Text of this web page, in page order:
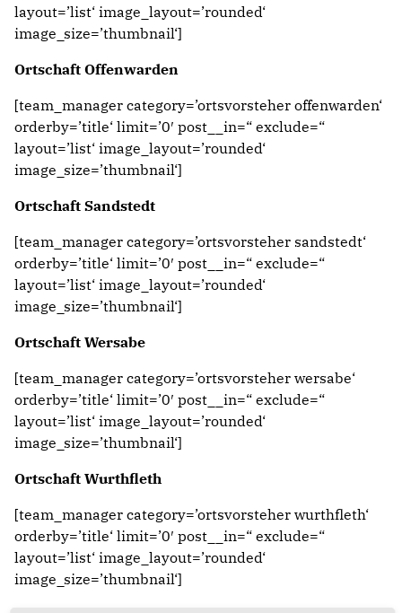
layout=’list‘ image_layout=’rounded‘
image_size=’thumbnail‘]
Ortschaft Offenwarden
[team_manager category=’ortsvorsteher offenwarden‘
orderby=’title‘ limit=’0′ post__in=“ exclude=“
layout=’list‘ image_layout=’rounded‘
image_size=’thumbnail‘]
Ortschaft Sandstedt
[team_manager category=’ortsvorsteher sandstedt‘
orderby=’title‘ limit=’0′ post__in=“ exclude=“
layout=’list‘ image_layout=’rounded‘
image_size=’thumbnail‘]
Ortschaft Wersabe
[team_manager category=’ortsvorsteher wersabe‘
orderby=’title‘ limit=’0′ post__in=“ exclude=“
layout=’list‘ image_layout=’rounded‘
image_size=’thumbnail‘]
Ortschaft Wurthfleth
[team_manager category=’ortsvorsteher wurthfleth‘
orderby=’title‘ limit=’0′ post__in=“ exclude=“
layout=’list‘ image_layout=’rounded‘
image_size=’thumbnail‘]